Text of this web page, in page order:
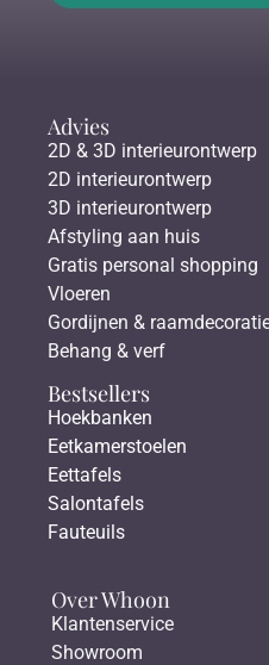
Advies
2D & 3D interieurontwerp
2D interieurontwerp
3D interieurontwerp
Afstyling aan huis
Gratis personal shopping
Vloeren
Gordijnen &
Behang & verf
Bestsellers
Hoekbanken
Eetkamerstoelen
Eettafels
Salontafels
Fauteuils
Over Whoon
Klantenservice
Showroom